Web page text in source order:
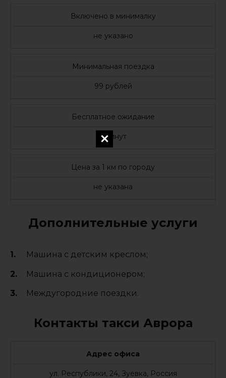
Включено в минималку
не указано
Минимальная поездка
99 рублей
Бесплатное ожидание
5 минут
Цена за 1 км по городу
не указана
Дополнительные услуги
Машина с детским креслом;
Машина с кондиционером;
Междугородние поездки.
Контакты такси Аврора
Адрес офиса
ул. Республики, 24, Зуевка, Россия